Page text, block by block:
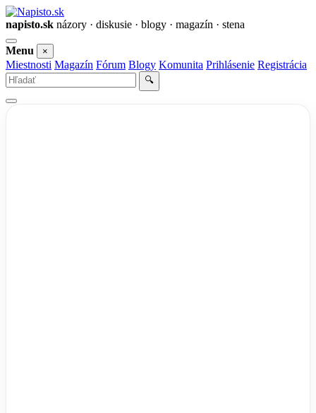
napisto.sk názory · diskusie · blogy · magazín · stena
Otvoriť
menu
Menu ×
Miestnosti Magazín Fórum Blogy Komunita Prihlásenie Registrácia
Vyhľadať
🔍